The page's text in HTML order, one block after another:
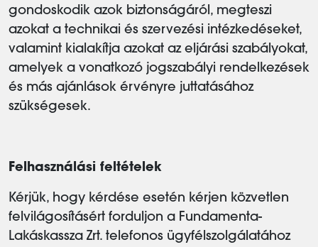
gondoskodik azok biztonságáról, megteszi
azokat a technikai és szervezési intézkedéseket,
valamint kialakítja azokat az eljárási szabályokat,
amelyek a vonatkozó jogszabályi rendelkezések
és más ajánlások érvényre juttatásához
szükségesek.
Felhasználási feltételek
Kérjük, hogy kérdése esetén kérjen közvetlen
felvilágosításért forduljon a Fundamenta-
Lakáskassza Zrt. telefonos ügyfélszolgálatához